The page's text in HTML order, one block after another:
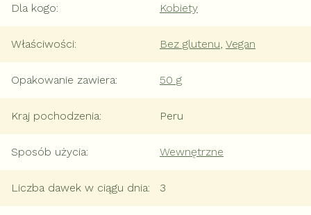
Dla kogo: Kobiety
Właściwości: Bez glutenu Vegan
Opakowanie zawiera: 50 g
Kraj pochodzenia: Peru
Sposób użycia: Wewnętrzne
Liczba dawek w ciągu dnia: 3